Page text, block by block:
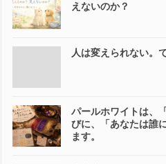
えないのか？
人は変えられない。
パールホワイトは、
びに、「あなたは誰
ます。